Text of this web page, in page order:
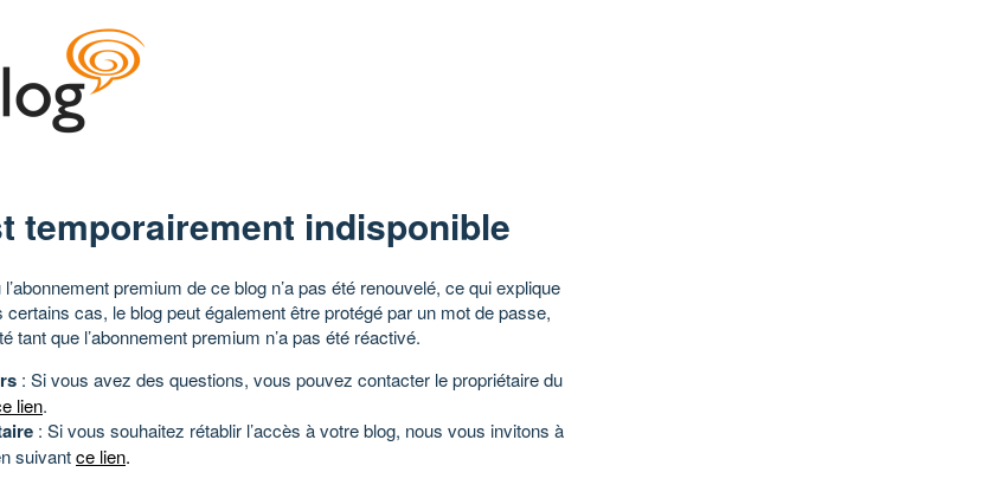
temporairement indisponible
premium de ce blog n’a pas été renouvelé, ce qui explique
cas, le blog peut également être protégé par un mot de passe,
tant que l’abonnement premium n’a pas été réactivé.
: Si vous avez des questions, vous pouvez contacter le propriétaire du
lien.
: Si vous souhaitez rétablir l’accès à votre blog, nous vous invitons à
suivantce lien.